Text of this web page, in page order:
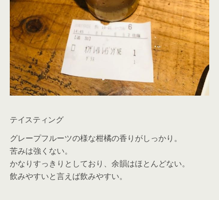
テイスティング
グレープフルーツの様な柑橘の香りがしっかり。
苦みは強くない。
かなりすっきりとしており、余韻はほとんどない。
飲みやすいと言えば飲みやすい。